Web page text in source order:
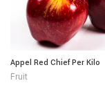
Appel Red Chief Per Kilo
Fruit